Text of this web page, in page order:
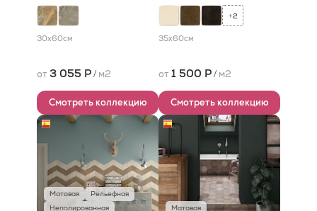
30x60см
от 3 055 Р/ м2
Смотреть коллекцию
+2
35x60см
от 1 500 Р/ м2
Смотреть коллекцию
Матовая
Рельефная
Неполированная
Матовая